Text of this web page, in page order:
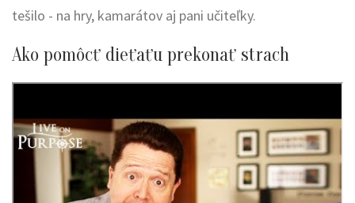
tešilo - na hry, kamarátov aj pani učiteľky.
Ako pomôcť dieťaťu prekonať strach